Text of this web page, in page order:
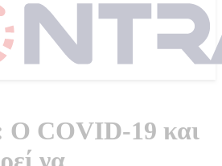
Ο COVID-19 και
να